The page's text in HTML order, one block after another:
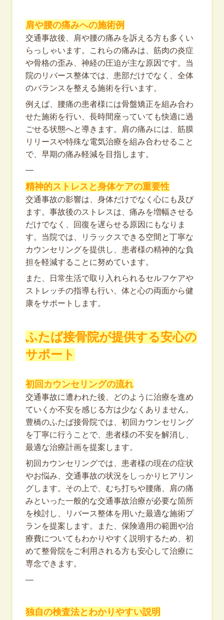
肩や腰の痛みへの施術例
交通事故後、肩や腰の痛みを訴える方も多くい
らっしゃいます。これらの痛みは、筋肉の炎症
や骨格の歪み、神経の圧迫が主な原因です。当
院のリバース整体では、患部だけでなく、全体
のバランスを整える施術を行います。
例えば、腰痛の患者様には骨盤矯正を組み合わ
せた施術を行い、長時間座っていても快適に過
ごせる状態へと導きます。肩の痛みには、筋膜
リリースや特殊な電気治療を組み合わせること
で、早期の痛み軽減を目指します。
—
精神的ストレスと身体ケアの重要性
交通事故の影響は、身体だけでなく心にも及び
ます。事故後のストレスは、痛みを増幅させる
だけでなく、回復を遅らせる原因にもなりま
す。当院では、リラックスできる空間と丁寧な
カウンセリングを提供し、患者様の精神的な負
担を軽減することに努めています。
また、日常生活で取り入れられるセルフケアや
ストレッチの指導も行い、体と心の両面から健
康をサポートします。
ふたば接骨院が提供する安心の
サポート
初回カウンセリングの流れ
交通事故に遭われた後、どのように治療を進め
ていくか不安を感じる方は少なくありません。
豊橋のふたば接骨院では、初回カウンセリング
を丁寧に行うことで、患者様の不安を解消し、
最適な治療計画を提案します。
初回カウンセリングでは、患者様の現在の症状
やお悩み、交通事故の状況をしっかりヒアリン
グします。その上で、むち打ちや腰痛、肩の痛
みといった一般的な交通事故治療が必要な箇所
を検討し、リバース整体を用いた最適な施術プ
ランを提案します。また、保険適用の範囲や治
療費についてもわかりやすく説明するため、初
めて整骨院をご利用される方も安心して治療に
専念できます。
—
独自の検査法とわかりやすい説明